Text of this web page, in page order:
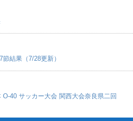
結果（7/28更新）
O-40 サッカー大会 関西大会奈良県二回